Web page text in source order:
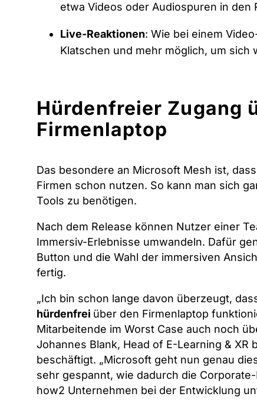
etwa Videos oder Audiospuren in den
Live-Reaktionen: Wie bei einem
Klatschen und mehr möglich, um
Hürdenfreier Zugang
Firmenlaptop
Das besondere an Microsoft Mesh ist,
Firmen schon nutzen. So kann man sich
Tools zu benötigen.
Nach dem Release können Nutzer einer
Immersiv-Erlebnisse umwandeln. Dafür
Button und die Wahl der immersiven
fertig.
„Ich bin schon lange davon überzeugt,
hürdenfrei über den Firmenlaptop
Mitarbeitende im Worst Case auch noch
Johannes Blank, Head of E-Learning &
beschäftigt. „Microsoft geht nun genau
sehr gespannt, wie dadurch die
how2 Unternehmen bei der Entwicklung